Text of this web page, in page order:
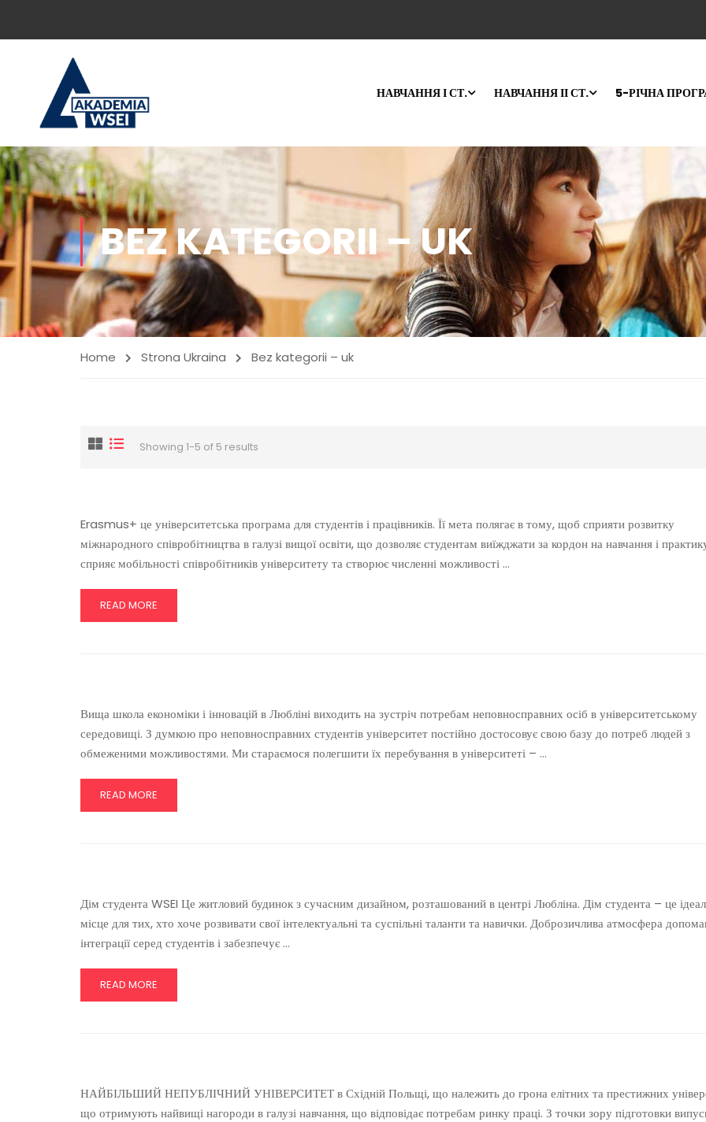
НАВЧАННЯ І СТ. НАВЧАННЯ ІІ СТ. 5-РІЧНА
BEZ KATEGORII – UK
Home Strona Ukraina Bez kategorii – uk
Showing 1-5 of 5 results
Erasmus+ це університетська програма для студентів і працівників. Її мета полягає в тому, щоб сприяти розвитку
міжнародного співробітництва в галузі вищої освіти, що дозволяє студентам виїжджати за кордон на навчання і
сприяє мобільності співробітників університету та створює численні можливості …
READ MORE
Вища школа економіки і інновацій в Любліні виходить на зустріч потребам неповносправних осіб в університетському
середовищі. З думкою про неповносправних студентів університет постійно достосовує свою базу до потреб людей з
обмеженими можливостями. Ми стараємося полегшити їх перебування в університеті – …
READ MORE
Дім студента WSEI Це житловий будинок з сучасним дизайном, розташований в центрі Любліна. Дім студента – це
місце для тих, хто хоче розвивати свої інтелектуальні та суспільні таланти та навички. Доброзичлива атмосфера
інтеграції серед студентів і забезпечує …
READ MORE
НАЙБІЛЬШИЙ НЕПУБЛІЧНИЙ УНІВЕРСИТЕТ в Східній Польщі, що належить до грона елітних та престижних
що отримують найвищі нагороди в галузі навчання, що відповідає потребам ринку праці. З точки зору підготовки